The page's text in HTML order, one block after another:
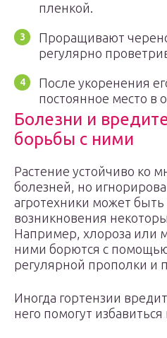
пленкой.
Проращивают
регулярно
После укоренения
постоянное место в
Болезни и
борьбы с ними
Растение устойчиво ко
болезней, но
агротехники может
возникновения
Например, хлороза или
ними борются с
регулярной прополки и
Иногда гортензии
него помогут